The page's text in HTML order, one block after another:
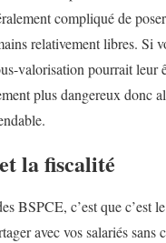
compliqué de
relativement libres. Si
valorisation pourrait leur
plus dangereux donc
la fiscalité
BSPCE, c’est que c’est
avec vos salariés sans